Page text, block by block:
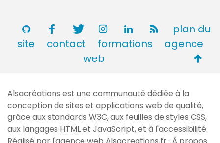
plan du
site
contact formations
agence
web
de
page
Alsacréations est une communauté dédiée à la
conception de sites et applications web de qualité,
grâce aux standards W3C, aux feuilles de styles CSS,
aux langages HTMLet JavaScript, et à l'accessibilité.